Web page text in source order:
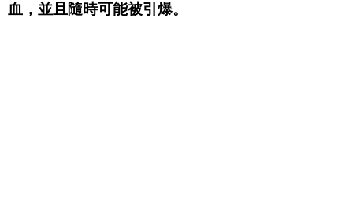
血，並且隨時可能被引爆。